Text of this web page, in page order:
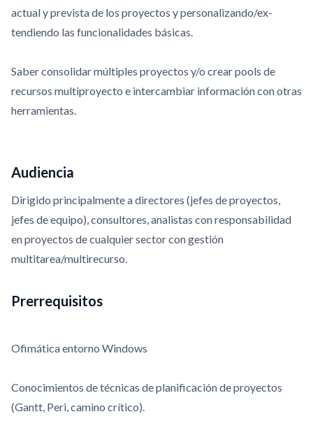
actual y prevista de los proyectos y personalizando/ex­
tendiendo las funcionalidades básicas.
Saber consolidar múltiples proyectos y/o crear pools de
recursos multiproyecto e intercambiar información con otras
herramientas.
Audiencia
Dirigido principalmente a directores (jefes de proyectos,
jefes de equipo), consultores, analistas con responsabilidad
en proyectos de cualquier sector con gestión
multitarea/multirecurso.
Prerrequisitos
Ofimática entorno Windows
Conocimientos de técnicas de planificación de proyectos
(Gantt, Peri, camino crítico).